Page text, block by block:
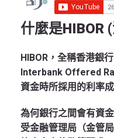
什麼是HIBOR
HIBOR，全稱香港銀
Interbank Offered
資金時所採用的利率成
為何銀行之間會有資
受金融管理局（金管